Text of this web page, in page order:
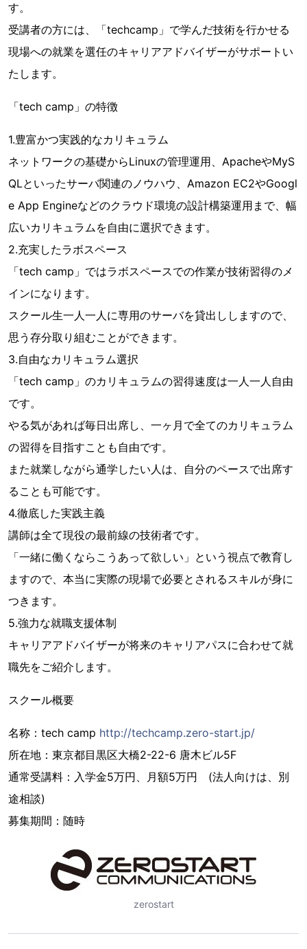
す。
受講者の方には、「techcamp」で学んだ技術を行かせる
現場への就業を選任のキャリアアドバイザーがサポートい
たします。
「tech camp」の特徴
1.豊富かつ実践的なカリキュラム
ネットワークの基礎からLinuxの管理運用、ApacheやMyS
QLといったサーバ関連のノウハウ、Amazon EC2やGoogl
e App Engineなどのクラウド環境の設計構築運用まで、幅
広いカリキュラムを自由に選択できます。
2.充実したラボスペース
「tech camp」ではラボスペースでの作業が技術習得のメ
インになります。
スクール生一人一人に専用のサーバを貸出ししますので、
思う存分取り組むことができます。
3.自由なカリキュラム選択
「tech camp」のカリキュラムの習得速度は一人一人自由
です。
やる気があれば毎日出席し、一ヶ月で全てのカリキュラム
の習得を目指すことも自由です。
また就業しながら通学したい人は、自分のペースで出席す
ることも可能です。
4.徹底した実践主義
講師は全て現役の最前線の技術者です。
「一緒に働くならこうあって欲しい」という視点で教育し
ますので、本当に実際の現場で必要とされるスキルが身に
つきます。
5.強力な就職支援体制
キャリアアドバイザーが将来のキャリアパスに合わせて就
職先をご紹介します。
スクール概要
名称：tech camp http://techcamp.zero-start.jp/
所在地：東京都目黒区大橋2-22-6 唐木ビル5F
通常受講料：入学金5万円、月額5万円 (法人向けは、別
途相談)
募集期間：随時
zerostart